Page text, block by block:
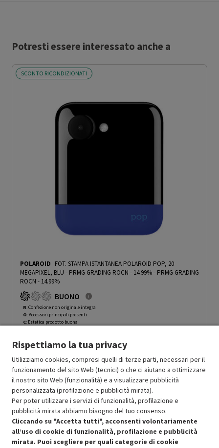
Potresti essere interessato anche a
SCONTO RICONDIZIONATI
POLAROID FOT. STAMPA ISTANTANEA POLAROID POP, 20
MEGAPIXEL, BLU - PRMG GRADING ROCN - 14.99%- PRMG GRADING
ROCN - 14.99%
BUONO
R: Confezione non originale integra
O: Accessori principali presenti
C: Estetica prodotto buona
Prodotto Nuovo 93.88 -14.99%
Ricondizionato Prezzo ridotto da
79.80a-50%
In Promozione 39.90
Aggiungi al carrello
SCONTO RICONDIZIONATI
Approfitta dello sconto del 50% sul prodotto ricondizionato.
Rispettiamo la tua privacy
Utilizziamo cookies, compresi quelli di terze parti, necessari per il
funzionamento del sito Web (tecnici) o che ci aiutano a ottimizzare
il nostro sito Web (funzionalità) e a visualizzare pubblicità
personalizzata (profilazione e pubblicità mirata).
Per poter utilizzare i servizi di funzionalità, profilazione e
pubblicità mirata abbiamo bisogno del tuo consenso.
Cliccando su "Accetta tutti", acconsenti volontariamente
all’uso di cookie di funzionalità, profilazione e pubblicità
mirata. Puoi scegliere per quali categorie di cookie